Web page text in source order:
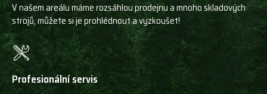
V našem areálu máme rozsáhlou prodejnu a mnoho skladových
strojů, můžete si je prohlédnout a vyzkoušet!
Profesionální servis